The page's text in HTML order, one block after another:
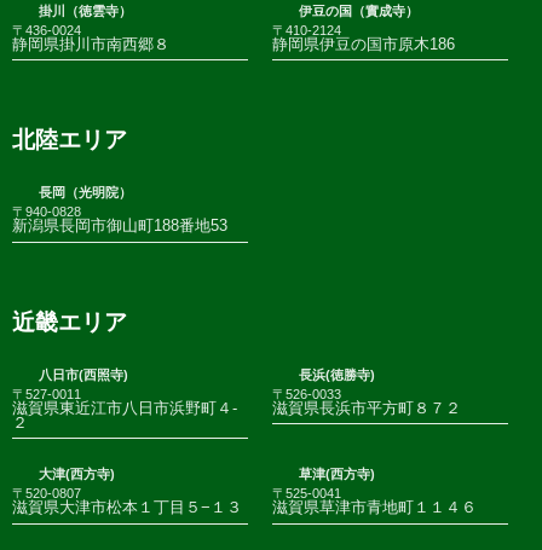
掛川（徳雲寺）
〒436-0024
静岡県掛川市南西郷８
伊豆の国（實成寺）
〒410-2124
静岡県伊豆の国市原木186
北陸エリア
長岡（光明院）
〒940-0828
新潟県長岡市御山町188番地53
近畿エリア
八日市(西照寺)
〒527-0011
滋賀県東近江市八日市浜野町４-
２
長浜(徳勝寺)
〒526-0033
滋賀県長浜市平方町８７２
大津(西方寺)
〒520-0807
滋賀県大津市松本１丁目５−１３
草津(西方寺)
〒525-0041
滋賀県草津市青地町１１４６